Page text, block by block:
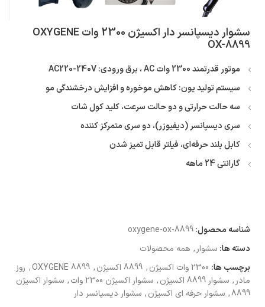
سشوار دیسپانسر دار اکسیژن 2300 وات OXYGENE
OX-8899
موتور قدرتمند 2300 وات AC ، برق ورودی: AC220-240V
سیستم تولید یون: کاهش موخوره و افزایش درخشندگی مو
سه حالت حرارتی و دو حالت سرعت،کلید کول شات
سری دیسپانسر (دیفیوزر)، دو سری متمرکز کننده
کابل بلند حرفه‌ای، فیلتر قابل تمیز شدن
گارانتی 24 ماهه
شناسه محصول:oxygene-ox-8899
دسته ها: سشوار , همه محصولات
برچسب ها: 2300 وات اکسیژن , 8899 اکسیژن ,
OXYGENE 8899
, روز
مادر , سشوار 8899 اکسیژن , سشوار اکسیژن 2300 وات , سشوار اکسیژن
8899
, سشوار حرفه ای اکسیژن, سشوار دیسپانسر دار